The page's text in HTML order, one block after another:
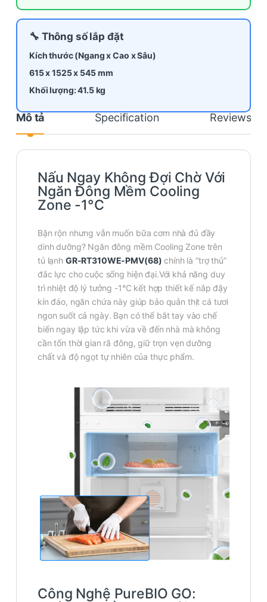
🔧 Thông số lắp đặt
Kích thước (Ngang x Cao x Sâu)
615 x 1525 x 545mm
Khối lượng: 41.5 kg
Mô tả Specification Reviews
Nấu Ngay Không Đợi Chờ Với
Ngăn Đông Mềm Cooling
Zone -1°C
Bận rộn nhưng vẫn muốn bữa cơm nhà đủ đầy
dinh dưỡng? Ngăn đông mềm Cooling Zone trên
tủ lạnh GR-RT310WE-PMV(68) chính là “trợ thủ”
đắc lực cho cuộc sống hiện đại.Với khả năng duy
trì nhiệt độ lý tưởng -1°C kết hợp thiết kế nắp đậy
kín đáo, ngăn chứa này giúp bảo quản thịt cá tươi
ngon suốt cả ngày. Bạn có thể bắt tay vào chế
biến ngay lập tức khi vừa về đến nhà mà không
cần tốn thời gian rã đông, giữ trọn vẹn dưỡng
chất và độ ngọt tự nhiên của thực phẩm.
Công Nghệ PureBIO GO: